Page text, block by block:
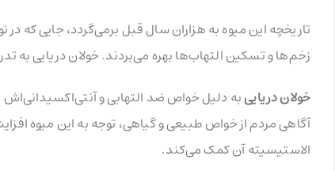
تاریخچه این میوه به هزاران سال قبل برمی‌گردد، جایی که
زخم‌ها و تسکین التهاب‌ها بهره می‌بردند. خولان دریایی به
خولان دریاییبه دلیل خواص ضد التهابی و
آگاهی مردم از خواص طبیعی و گیاهی، توجه به این میوه
الاستیسیته آن کمک می‌کند.